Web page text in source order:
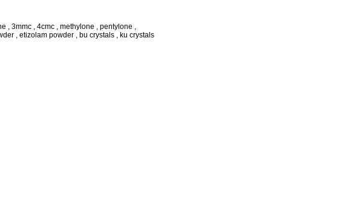
, 3mmc , 4cmc , methylone , pentylone ,
, etizolam powder , bu crystals , ku crystals